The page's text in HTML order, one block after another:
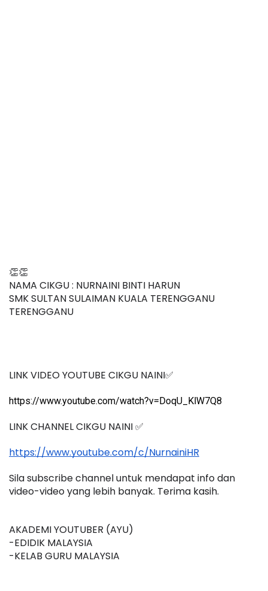
👏👏
NAMA CIKGU : NURNAINI BINTI HARUN
SMK SULTAN SULAIMAN KUALA TERENGGANU
TERENGGANU
LINK VIDEO YOUTUBE CIKGU NAINI✅
https://www.youtube.com/watch?v=DoqU_KlW7Q8
LINK CHANNEL CIKGU NAINI ✅
https://www.youtube.com/c/NurnainiHR
Sila subscribe channel untuk mendapat info dan
video-video yang lebih banyak. Terima kasih.
AKADEMI YOUTUBER (AYU)
-EDIDIK MALAYSIA
-KELAB GURU MALAYSIA